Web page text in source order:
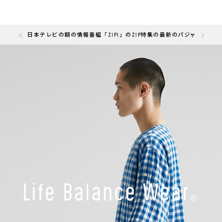
快眠部門」を受賞しました
日本テレビの朝の情報番組「ZIP!」のZIP特集の最新のパジャマとし